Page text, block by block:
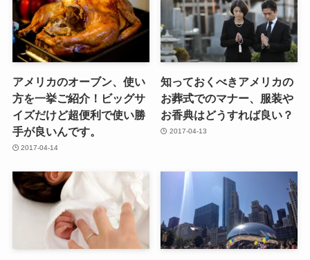
アメリカのオーブン、使い
方を一挙ご紹介！ビッグサ
イズだけど超便利で使い勝
手が良いんです。
2017-04-14
知っておくべきアメリカの
お葬式でのマナー、服装や
お香典はどうすれば良い？
2017-04-13